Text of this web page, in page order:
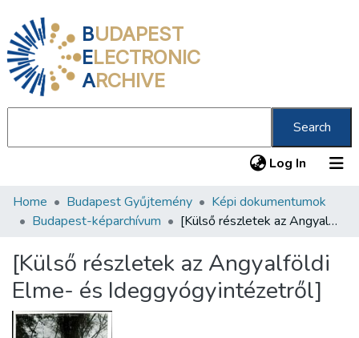
BUDAPEST
ELECTRONIC
ARCHIVE
Search
Log In (current)
Communities & Collections
Statistics
About us
Home Budapest Gyűjtemény
Képi dokumentumok
Budapest-képarchívum
[Külső részletek az Angyalföldi Elme- és Ideggyógyintézetről]
[Külső részletek az Angyalföldi
Elme- és Ideggyógyintézetről]